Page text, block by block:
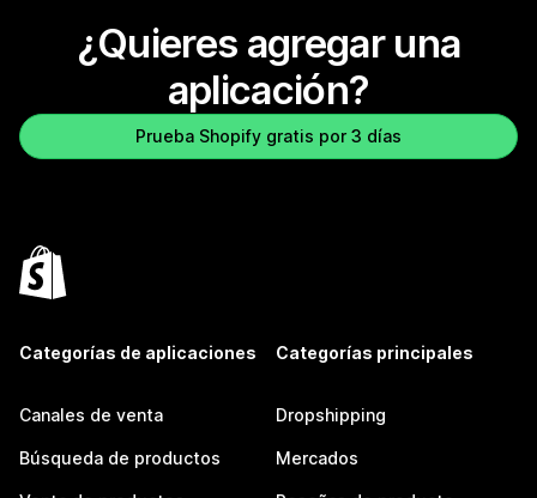
¿Quieres agregar una
aplicación?
Prueba Shopify gratis por 3 días
Categorías de aplicaciones
Canales de venta
Búsqueda de productos
Categorías principales
Dropshipping
Mercados